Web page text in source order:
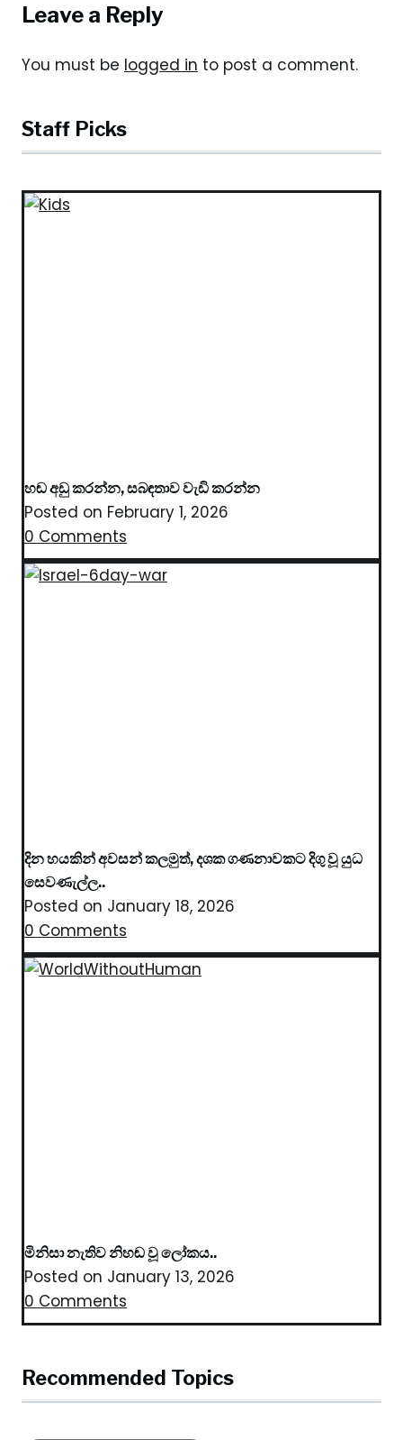
Leave a Reply
You must be logged in to post a comment.
Staff Picks
හඬ අඩු කරන්න, සබඳතාව වැඩි කරන්න
Posted on February 1, 2026
0 Comments
දින හයකින් අවසන් කලමුත්, දශක ගණනාවකට දිගු වූ යුධ
සෙවණැල්ල..
Posted on January 18, 2026
0 Comments
මිනිසා නැතිව නිහඬ වූ ලෝකය..
Posted on January 13, 2026
0 Comments
Recommended Topics